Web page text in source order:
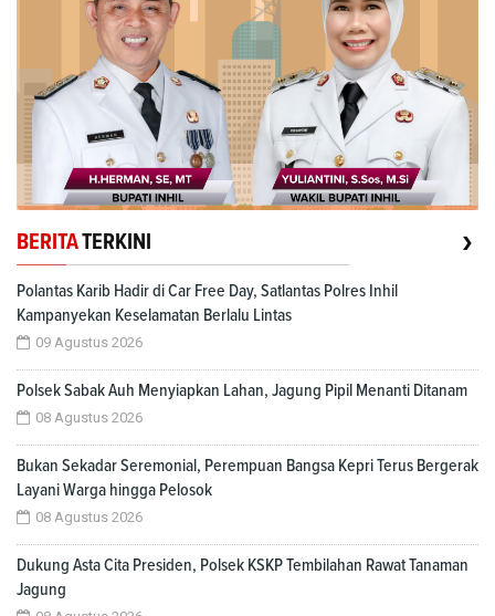
BERITATERKINI ›
Polantas Karib Hadir di Car Free Day, Satlantas Polres Inhil
Kampanyekan Keselamatan Berlalu Lintas
09 Agustus 2026
Polsek Sabak Auh Menyiapkan Lahan, Jagung Pipil Menanti Ditanam
08 Agustus 2026
Bukan Sekadar Seremonial, Perempuan Bangsa Kepri Terus Bergerak
Layani Warga hingga Pelosok
08 Agustus 2026
Dukung Asta Cita Presiden, Polsek KSKP Tembilahan Rawat Tanaman
Jagung